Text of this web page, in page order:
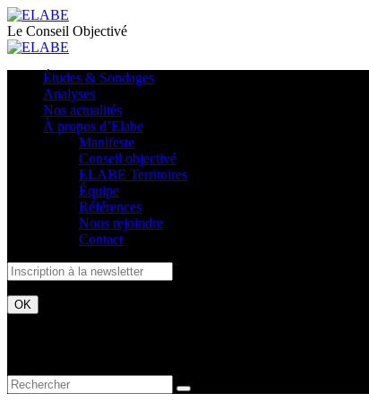
Le Conseil Objectivé
Études & Sondages
Analyses
Nos actualités
À propos d’Elabe
Manifeste
Conseil objectivé
ELABE Territoires
Équipe
Références
Nous rejoindre
Contact